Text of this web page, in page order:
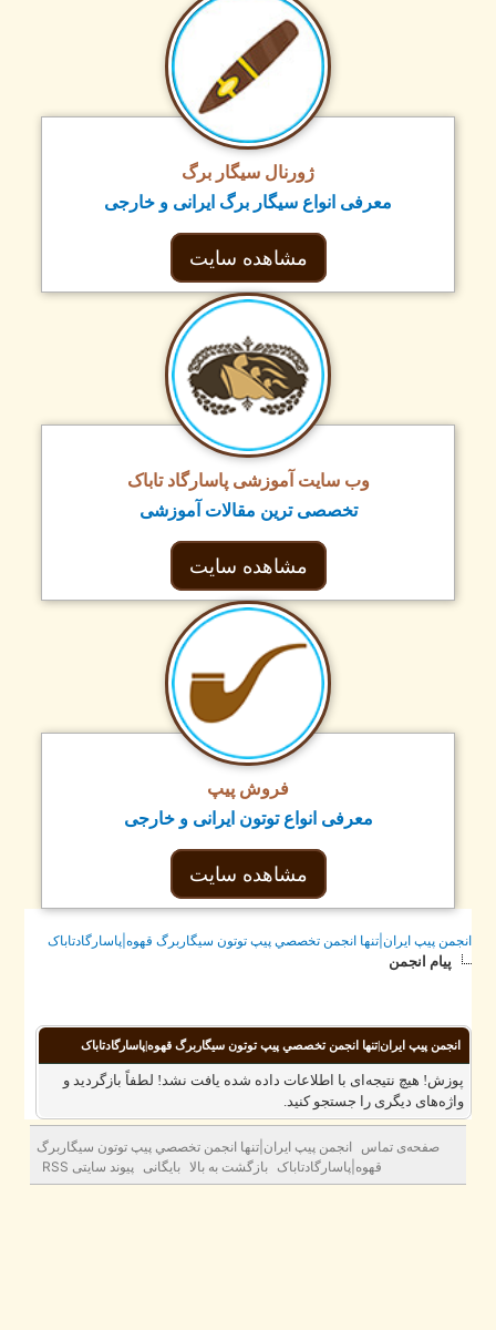
ژورنال سیگار برگ
معرفی انواع سیگار برگ ایرانی و خارجی
مشاهده سایت
وب سایت آموزشی پاسارگاد تاباک
تخصصی ترین مقالات آموزشی
مشاهده سایت
فروش پیپ
معرفی انواع توتون ایرانی و خارجی
مشاهده سایت
پيپ ايران|تنها انجمن تخصصي پيپ توتون سيگاربرگ قهوه|پاسارگادتاباک
پیام انجمن
انجمن پيپ ايران|تنها انجمن تخصصي پيپ توتون سيگاربرگ قهوه|پاسارگادتاباک
پوزش! هیچ نتیجه‌ای با اطلاعات داده شده یافت نشد! لطفاً بازگردید و
واژه‌های دیگری را جستجو کنید.
صفحه‌ی تماس
انجمن پيپ ايران|تنها انجمن تخصصي پيپ توتون سيگاربرگ
قهوه|پاسارگادتاباک بازگشت به بالا بایگانی پیوند سایتی RSS